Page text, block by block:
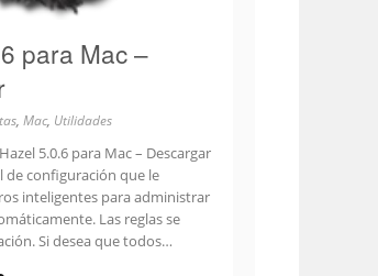
para Mac –
, Mac, Utilidades
5.0.6 para Mac – Descargar
de configuración que le
inteligentes para administrar
Las reglas se
Si desea que todos…